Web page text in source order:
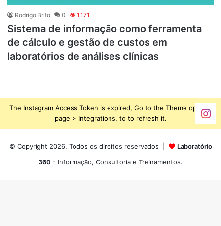
Rodrigo Brito 0 1.171
Sistema de informação como ferramenta
de cálculo e gestão de custos em
laboratórios de análises clínicas
The Instagram Access Token is expired, Go to the Theme options
page > Integrations, to to refresh it.
© Copyright 2026, Todos os direitos reservados |
Laboratório
360 - Informação, Consultoria e Treinamentos.